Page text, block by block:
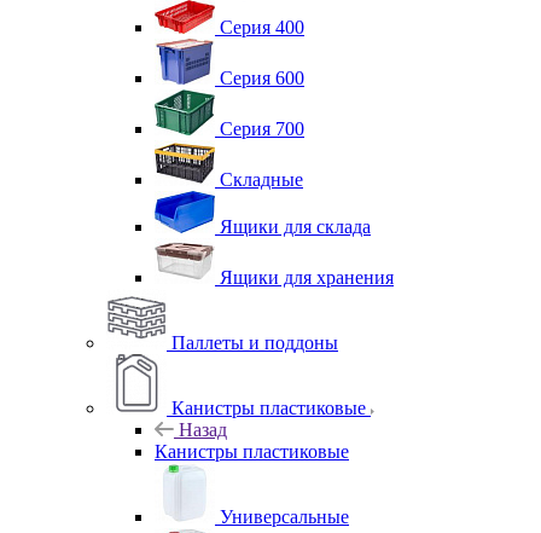
Серия 400
Серия 600
Серия 700
Складные
Ящики для склада
Ящики для хранения
Паллеты и поддоны
Канистры пластиковые
Назад
Канистры пластиковые
Универсальные